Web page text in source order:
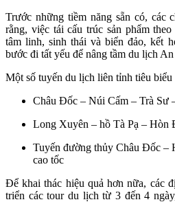
Trước những tiềm năng sẵn có, các
rằng, việc tái cấu trúc sản phẩm
tâm linh, sinh thái và biển đảo, kết
bước đi tất yếu để nâng tầm du lịch
Một số tuyến du lịch liên tỉnh tiêu biểu
Châu Đốc – Núi Cấm – Trà Sư
Long Xuyên – hồ Tà Pạ – Hòn
Tuyến đường thủy Châu Đốc –
cao tốc
Để khai thác hiệu quả hơn nữa, các
triển các tour du lịch từ 3 đến 4